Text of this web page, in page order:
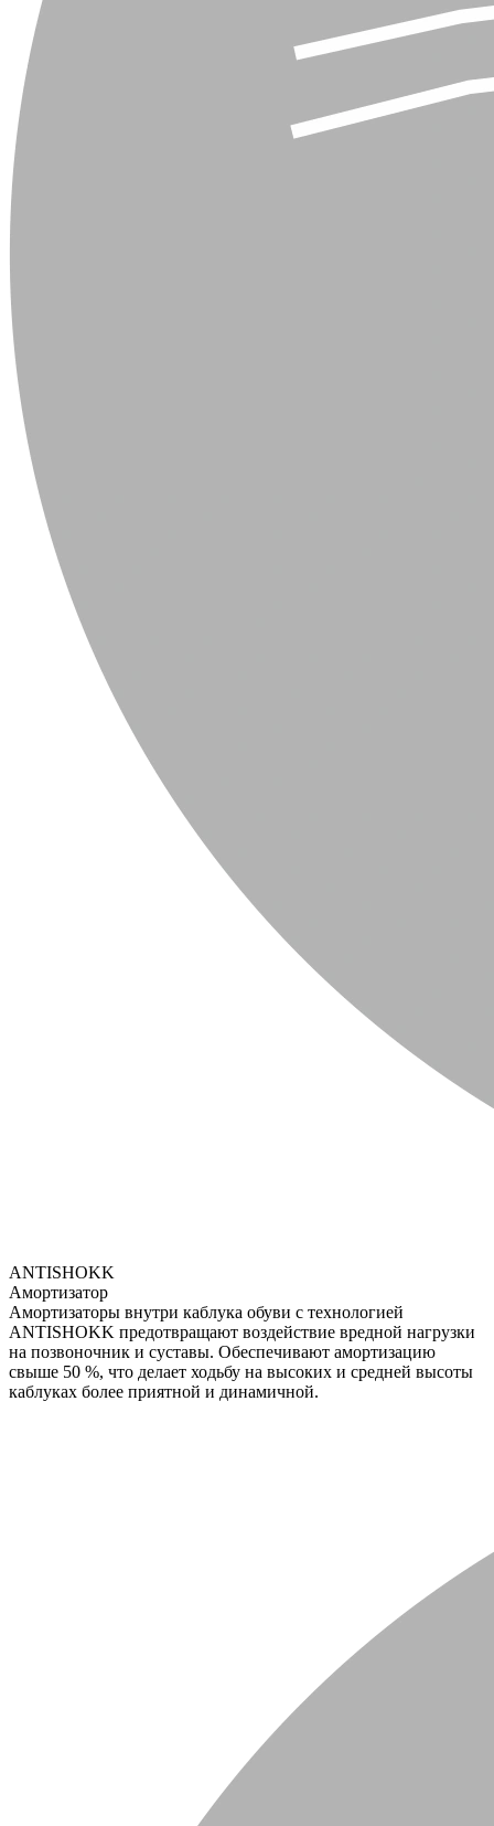
ANTISHOKK
Амортизатор
Амортизаторы внутри каблука обуви с технологией
ANTISHOKK предотвращают воздействие вредной нагрузки
на позвоночник и суставы. Обеспечивают амортизацию
свыше 50 %, что делает ходьбу на высоких и средней высоты
каблуках более приятной и динамичной.